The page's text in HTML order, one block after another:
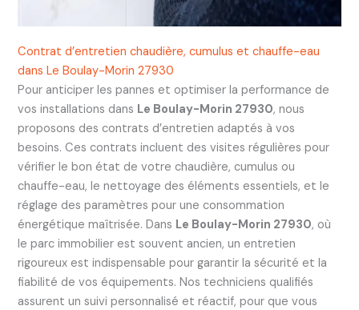
Contrat d’entretien chaudière, cumulus et chauffe-eau
dans Le Boulay-Morin 27930
Pour anticiper les pannes et optimiser la performance de
vos installations dans Le Boulay-Morin 27930, nous
proposons des contrats d’entretien adaptés à vos
besoins. Ces contrats incluent des visites régulières pour
vérifier le bon état de votre chaudière, cumulus ou
chauffe-eau, le nettoyage des éléments essentiels, et le
réglage des paramètres pour une consommation
énergétique maîtrisée. Dans Le Boulay-Morin 27930, où
le parc immobilier est souvent ancien, un entretien
rigoureux est indispensable pour garantir la sécurité et la
fiabilité de vos équipements. Nos techniciens qualifiés
assurent un suivi personnalisé et réactif, pour que vous